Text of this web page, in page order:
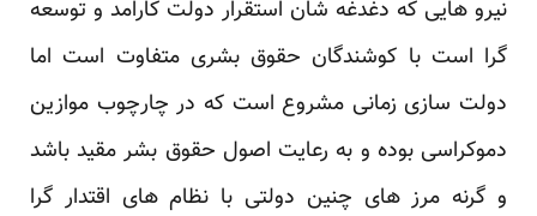
نیرو هایی که دغدغه شان استقرار دولت کارامد و توسعه
گرا است با کوشندگان حقوق بشری متفاوت است اما
دولت سازی زمانی مشروع است که در چارچوب موازین
دموکراسی بوده و به رعایت اصول حقوق بشر مقید باشد
و گرنه مرز های چنین دولتی با نظام های اقتدار گرا